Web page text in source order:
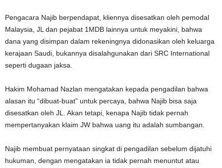
Pengacara Najib berpendapat, kliennya disesatkan oleh pemodal
Malaysia, JL dan pejabat 1MDB lainnya untuk meyakini, bahwa
dana yang disimpan dalam rekeningnya didonasikan oleh keluarga
kerajaan Saudi, bukannya disalahgunakan dari SRC International
seperti dugaan jaksa.
Hakim Mohamad Nazlan mengatakan kepada pengadilan bahwa
alasan itu “dibuat-buat” untuk percaya, bahwa Najib bisa saja
disesatkan oleh JL. Akan tetapi, kenapa Najib tidak pernah
mempertanyakan klaim JW bahwa uang itu adalah sumbangan.
Najib membuat pernyataan singkat di pengadilan sebelum dijatuhi
hukuman, dengan mengatakan ia tidak pernah menuntut atau